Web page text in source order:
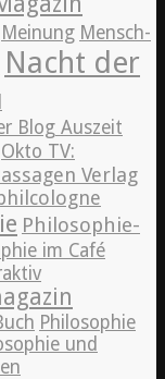
Meinung Mensch-
Nacht der
Blog Auszeit
Okto TV:
Verlag
Philosophie-
im Café
Philosophie
und